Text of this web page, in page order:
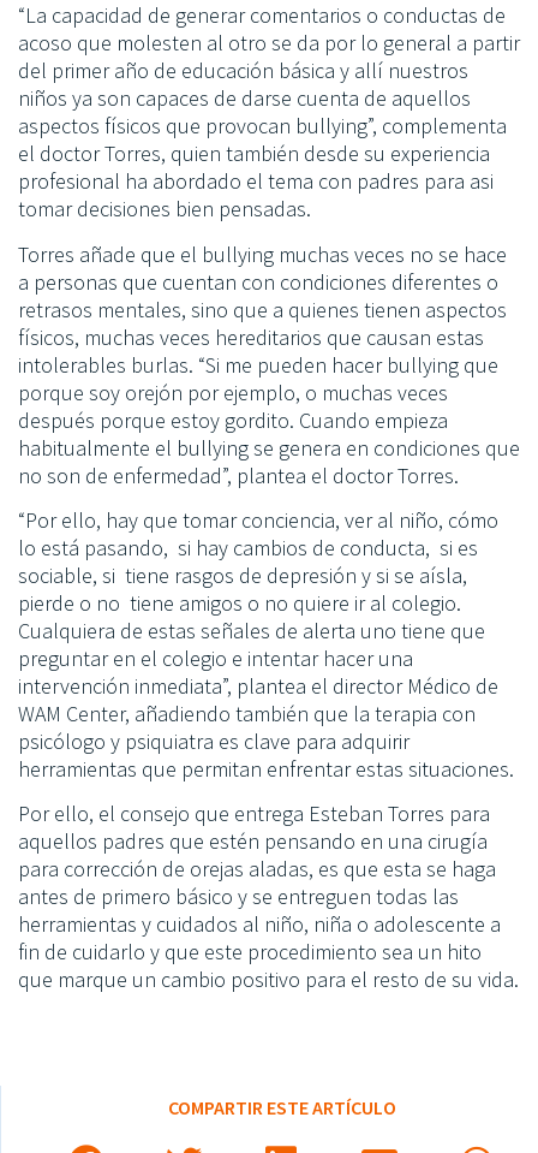
“La capacidad de generar comentarios o conductas de
acoso que molesten al otro se da por lo general a partir
del primer año de educación básica y allí nuestros
niños ya son capaces de darse cuenta de aquellos
aspectos físicos que provocan bullying”, complementa
el doctor Torres, quien también desde su experiencia
profesional ha abordado el tema con padres para asi
tomar decisiones bien pensadas.
Torres añade que el bullying muchas veces no se hace
a personas que cuentan con condiciones diferentes o
retrasos mentales, sino que a quienes tienen aspectos
físicos, muchas veces hereditarios que causan estas
intolerables burlas. “Si me pueden hacer bullying que
porque soy orejón por ejemplo, o muchas veces
después porque estoy gordito. Cuando empieza
habitualmente el bullying se genera en condiciones que
no son de enfermedad”, plantea el doctor Torres.
“Por ello, hay que tomar conciencia, ver al niño, cómo
lo está pasando, si hay cambios de conducta, si es
sociable, si tiene rasgos de depresión y si se aísla,
pierde o no tiene amigos o no quiere ir al colegio.
Cualquiera de estas señales de alerta uno tiene que
preguntar en el colegio e intentar hacer una
intervención inmediata”, plantea el director Médico de
WAM Center, añadiendo también que la terapia con
psicólogo y psiquiatra es clave para adquirir
herramientas que permitan enfrentar estas situaciones.
Por ello, el consejo que entrega Esteban Torres para
aquellos padres que estén pensando en una cirugía
para corrección de orejas aladas, es que esta se haga
antes de primero básico y se entreguen todas las
herramientas y cuidados al niño, niña o adolescente a
fin de cuidarlo y que este procedimiento sea un hito
que marque un cambio positivo para el resto de su vida.
COMPARTIR ESTE ARTÍCULO